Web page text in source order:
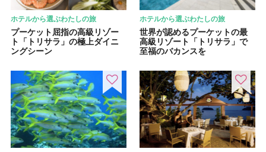
ホテルから選ぶわたしの旅
プーケット屈指の高級リゾー
ト「トリサラ」の極上ダイニ
ングシーン
ホテルから選ぶわたしの旅
世界が認めるプーケットの最
高級リゾート「トリサラ」で
至福のバカンスを